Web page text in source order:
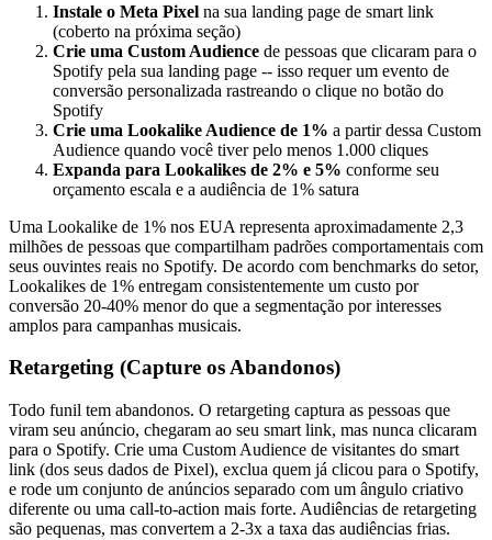
Instale o Meta Pixel na sua landing page de smart link
(coberto na próxima seção)
Crie uma Custom Audience de pessoas que clicaram para o
Spotify pela sua landing page -- isso requer um evento de
conversão personalizada rastreando o clique no botão do
Spotify
Crie uma Lookalike Audience de 1% a partir dessa Custom
Audience quando você tiver pelo menos 1.000 cliques
Expanda para Lookalikes de 2% e 5% conforme seu
orçamento escala e a audiência de 1% satura
Uma Lookalike de 1% nos EUA representa aproximadamente 2,3
milhões de pessoas que compartilham padrões comportamentais com
seus ouvintes reais no Spotify. De acordo com benchmarks do setor,
Lookalikes de 1% entregam consistentemente um custo por
conversão 20-40% menor do que a segmentação por interesses
amplos para campanhas musicais.
Retargeting (Capture os Abandonos)
Todo funil tem abandonos. O retargeting captura as pessoas que
viram seu anúncio, chegaram ao seu smart link, mas nunca clicaram
para o Spotify. Crie uma Custom Audience de visitantes do smart
link (dos seus dados de Pixel), exclua quem já clicou para o Spotify,
e rode um conjunto de anúncios separado com um ângulo criativo
diferente ou uma call-to-action mais forte. Audiências de retargeting
são pequenas, mas convertem a 2-3x a taxa das audiências frias.